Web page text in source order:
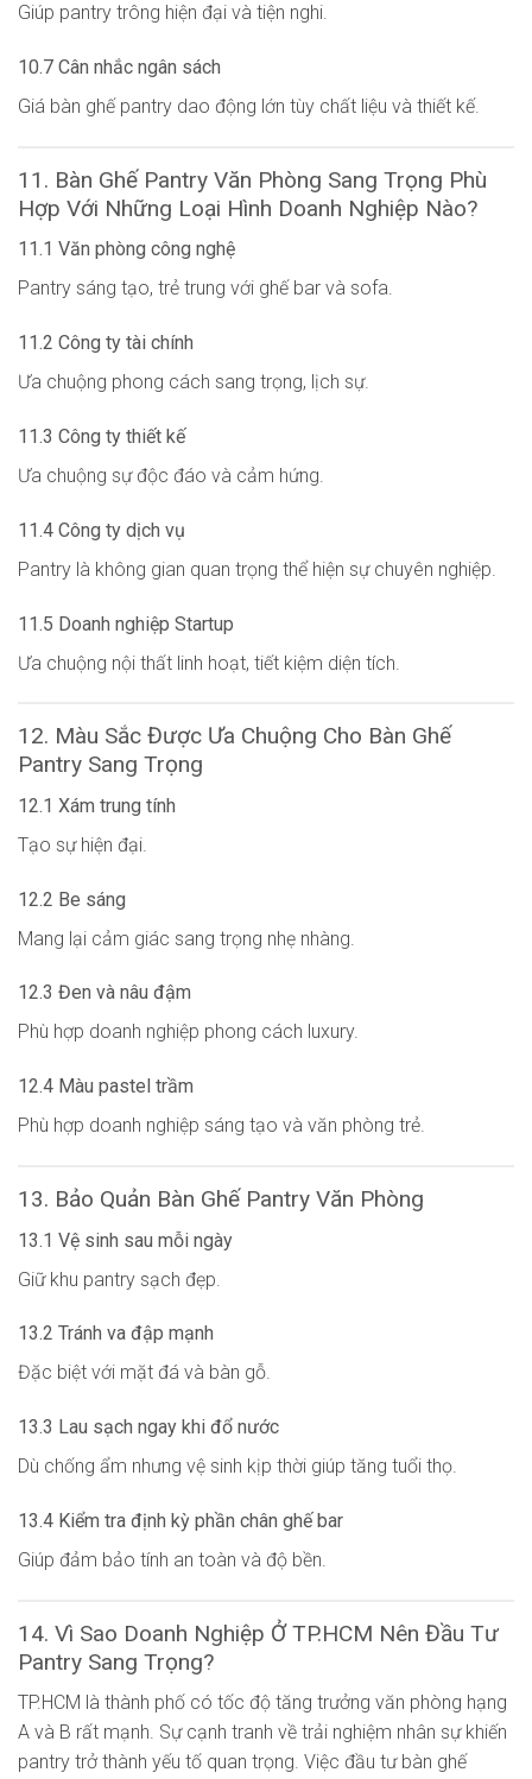
Giúp pantry trông hiện đại và tiện nghi.
10.7 Cân nhắc ngân sách
Giá bàn ghế pantry dao động lớn tùy chất liệu và thiết kế.
11. Bàn Ghế Pantry Văn Phòng Sang Trọng Phù
Hợp Với Những Loại Hình Doanh Nghiệp Nào?
11.1 Văn phòng công nghệ
Pantry sáng tạo, trẻ trung với ghế bar và sofa.
11.2 Công ty tài chính
Ưa chuộng phong cách sang trọng, lịch sự.
11.3 Công ty thiết kế
Ưa chuộng sự độc đáo và cảm hứng.
11.4 Công ty dịch vụ
Pantry là không gian quan trọng thể hiện sự chuyên nghiệp.
11.5 Doanh nghiệp Startup
Ưa chuộng nội thất linh hoạt, tiết kiệm diện tích.
12. Màu Sắc Được Ưa Chuộng Cho Bàn Ghế
Pantry Sang Trọng
12.1 Xám trung tính
Tạo sự hiện đại.
12.2 Be sáng
Mang lại cảm giác sang trọng nhẹ nhàng.
12.3 Đen và nâu đậm
Phù hợp doanh nghiệp phong cách luxury.
12.4 Màu pastel trầm
Phù hợp doanh nghiệp sáng tạo và văn phòng trẻ.
13. Bảo Quản Bàn Ghế Pantry Văn Phòng
13.1 Vệ sinh sau mỗi ngày
Giữ khu pantry sạch đẹp.
13.2 Tránh va đập mạnh
Đặc biệt với mặt đá và bàn gỗ.
13.3 Lau sạch ngay khi đổ nước
Dù chống ẩm nhưng vệ sinh kịp thời giúp tăng tuổi thọ.
13.4 Kiểm tra định kỳ phần chân ghế bar
Giúp đảm bảo tính an toàn và độ bền.
14. Vì Sao Doanh Nghiệp Ở TP.HCM Nên Đầu Tư
Pantry Sang Trọng?
TP.HCM là thành phố có tốc độ tăng trưởng văn phòng hạng
A và B rất mạnh. Sự cạnh tranh về trải nghiệm nhân sự khiến
pantry trở thành yếu tố quan trọng. Việc đầu tư bàn ghế